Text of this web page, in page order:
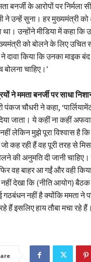
बनर्जी के आरोपों पर निर्मला
ने उन्हें सुना। हर मुख्यमंत्री
था। उन्होंने मीडिया में कहा
को बोलने के लिए उचित
ने दावा किया कि उनका माइक
चाहिए।’
ने ममता बनर्जी पर साधा
पंकज चौधरी ने कहा,
जाता। ये कहीं ना कहीं
नहीं लेकिन मुझे पूरा विश्वास है
जो कह रही हैं वह पूरी तरह से
की अनुमति दी जानी
वह बाहर आ गईं और वही
नहीं देखा कि (नीति आयोग)
नहीं है क्योंकि ममता ने
हैं इसलिए हाय तौबा मचा रहे